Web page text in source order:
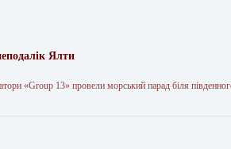
Ялти
«Group 13» провели морський парад біля